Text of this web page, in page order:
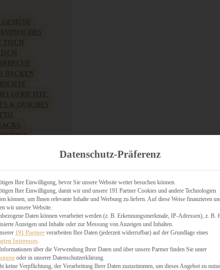
CHUTNEYS
Datenschutz-Präferenz
Ihre Einwilligung, bevor Sie unsere Website weiter besuchen können.
Ihre Einwilligung, damit wir und unsere 191 Partner Cookies und andere Technologien
können, um Ihnen relevante Inhalte und Werbung zu liefern. Auf diese Weise finanzieren
wir unsere Website.
Daten können verarbeitet werden (z. B. Erkennungsmerkmale, IP-Adressen), z. B.
Anzeigen und Inhalte oder zur Messung von Anzeigen und Inhalten.
191 Partner verarbeiten Ihre Daten (jederzeit widerrufbar) auf der Grundlage eines
Interesses
über die Verwendung Ihrer Daten und über unsere Partner finden Sie unter
oder in unserer Datenschutzerklärung.
keine Verpflichtung, der Verarbeitung Ihrer Daten zuzustimmen, um dieses Angebot zu